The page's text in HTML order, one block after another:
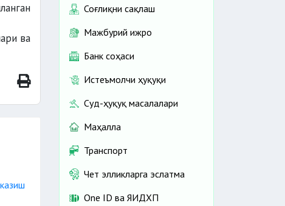
ва
Соғлиқни сақлаш
Мажбурий ижро
Банк соҳаси
Истеъмолчи ҳуқуқи
Суд-ҳуқуқ масалалари
Маҳалла
Транспорт
Чет элликларга эслатма
One ID ва ЯИДХП